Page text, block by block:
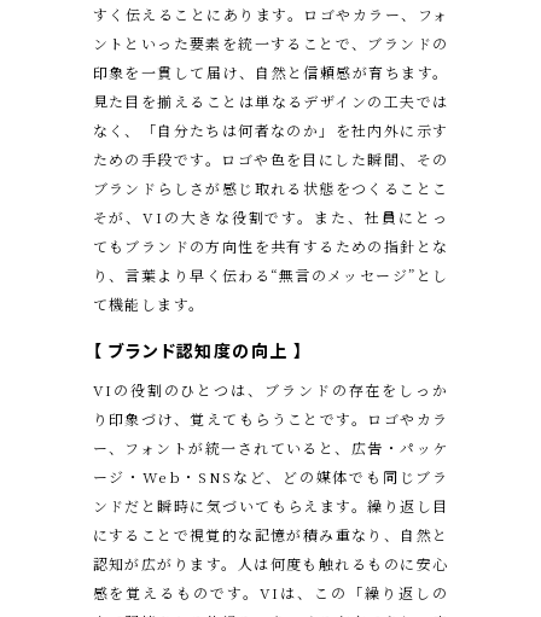
すく伝えることにあります。ロゴやカラー、フォ
ントといった要素を統一することで、ブランドの
印象を一貫して届け、自然と信頼感が育ちます。
見た目を揃えることは単なるデザインの工夫では
なく、「自分たちは何者なのか」を社内外に示す
ための手段です。ロゴや色を目にした瞬間、その
ブランドらしさが感じ取れる状態をつくることこ
そが、VIの大きな役割です。また、社員にとっ
てもブランドの方向性を共有するための指針とな
り、言葉より早く伝わる“無言のメッセージ”とし
て機能します。
【 ブランド認知度の向上 】
VIの役割のひとつは、ブランドの存在をしっか
り印象づけ、覚えてもらうことです。ロゴやカラ
ー、フォントが統一されていると、広告・パッケ
ージ・Web・SNSなど、どの媒体でも同じブラ
ンドだと瞬時に気づいてもらえます。繰り返し目
にすることで視覚的な記憶が積み重なり、自然と
認知が広がります。人は何度も触れるものに安心
感を覚えるものです。VIは、この「繰り返しの